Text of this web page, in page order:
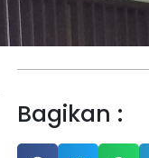
Bagikan :